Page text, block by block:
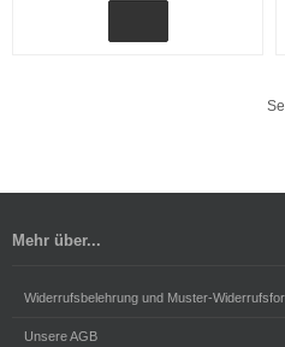
Mehr über...
Widerrufsbelehrung und Muster-
Unsere AGB